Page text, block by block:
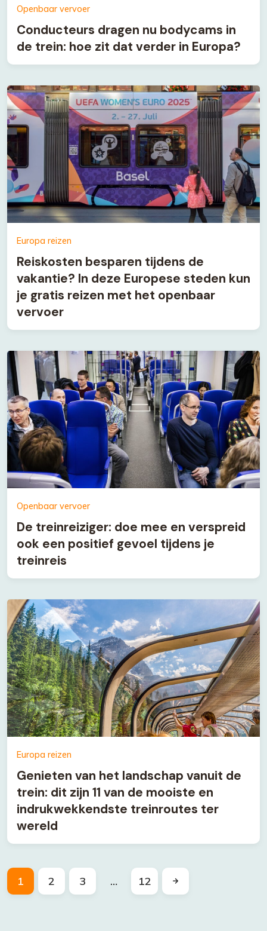
Openbaar vervoer
Conducteurs dragen nu bodycams in
de trein: hoe zit dat verder in Europa?
Europa reizen
Reiskosten besparen tijdens de
vakantie? In deze Europese steden kun
je gratis reizen met het openbaar
vervoer
Openbaar vervoer
De treinreiziger: doe mee en verspreid
ook een positief gevoel tijdens je
treinreis
Europa reizen
Genieten van het landschap vanuit de
trein: dit zijn 11 van de mooiste en
indrukwekkendste treinroutes ter
wereld
1 2 3 … 12